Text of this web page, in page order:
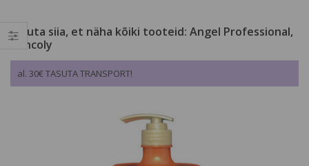
Vajuta siia, et näha kõiki tooteid: Angel Professional,
Dancoly
al. 30€ TASUTA TRANSPORT!